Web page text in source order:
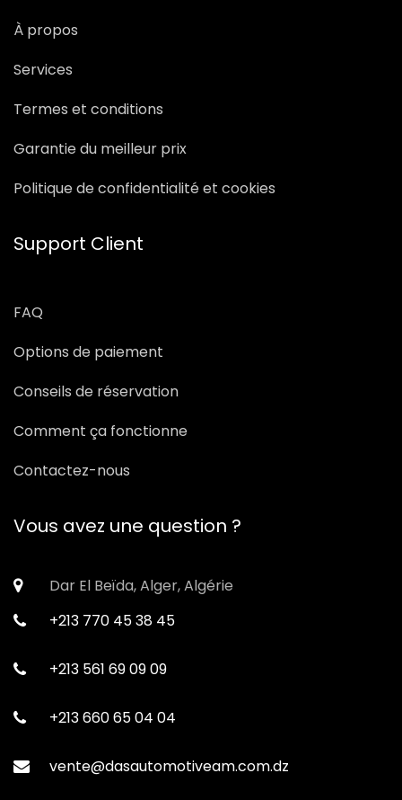
À propos
Services
Termes et conditions
Garantie du meilleur prix
Politique de confidentialité et cookies
Support Client
FAQ
Options de paiement
Conseils de réservation
Comment ça fonctionne
Contactez-nous
Vous avez une question ?
Dar El Beïda, Alger, Algérie
+213 770 45 38 45
+213 561 69 09 09
+213 660 65 04 04
vente@dasautomotiveam.com.dz